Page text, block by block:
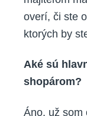
overí, či ste
ktorých by
Aké sú
shopárom?
Áno, už som